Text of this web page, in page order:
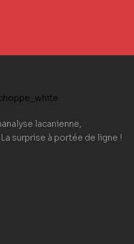
lacanienne,
surprise à portée de ligne !